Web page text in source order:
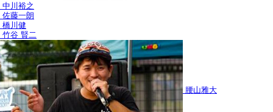
中川裕之
佐藤一朗
橋川健
竹谷 賢二
腰山雅大